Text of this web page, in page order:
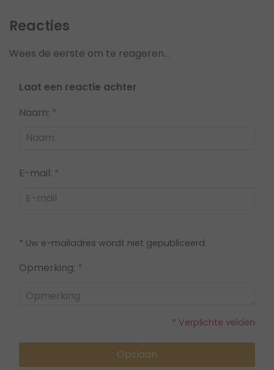
Reacties
Wees de eerste om te reageren...
Laat een reactie achter
Naam: *
E-mail: *
* Uw e-mailadres wordt niet gepubliceerd.
Opmerking: *
* Verplichte velden
Opslaan